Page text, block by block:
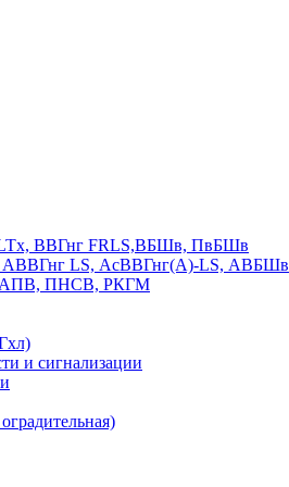
ВВГнг FRLS,ВБШв, ПвБШв
АВВГнг LS, АсВВГнг(А)-LS, АВБШв
АПВ, ПНСВ, РКГМ
и сигнализации